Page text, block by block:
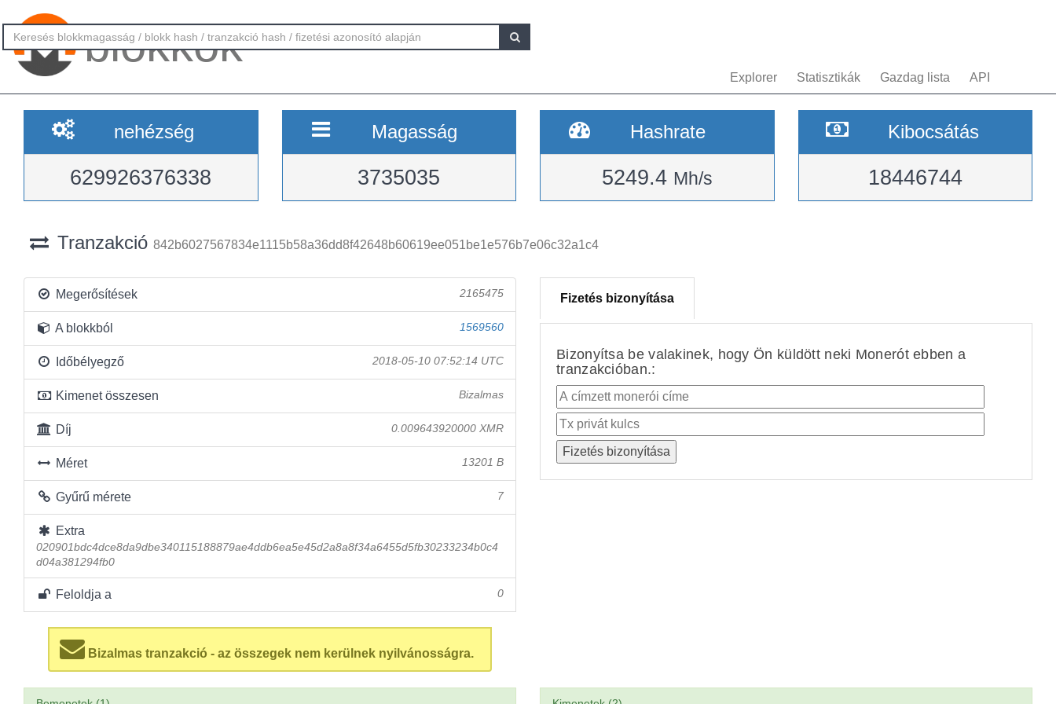
blokkok
Explorer Statisztikák Gazdag lista API
nehézség
629926376338
Magasság
3735035
Hashrate
5249.4 Mh/s
Kibocsátás
18446744
Tranzakció 842b6027567834e1115b58a36dd8f42648b60619ee051be1e576b7e06c32a1c4
Megerősítések 2165475
A blokkból 1569560
Időbélyegző 2018-05-10 07:52:14 UTC
Kimenet összesen Bizalmas
Díj 0.009643920000 XMR
Méret 13201 B
Gyűrű mérete 7
Extra
020901bdc4dce8da9dbe340115188879ae4ddb6ea5e45d2a8a8f34a6455d5fb30233234b0c4
d04a381294fb0
Feloldja a 0
Bizalmas tranzakció - az összegek nem kerülnek nyilvánosságra.
Fizetés bizonyítása
Bizonyítsa be valakinek, hogy Ön küldött neki Monerót ebben a
tranzakcióban.: